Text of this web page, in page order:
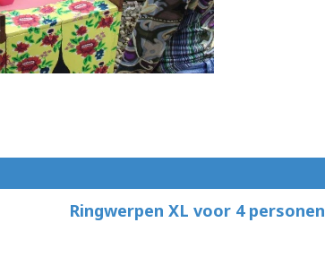
Ringwerpen XL voor 4 personen